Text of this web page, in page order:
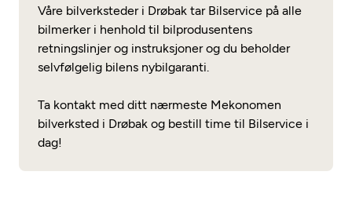
Diagnose/Feilsøking
Se alle (52) tjenester her
Mekonomen Bilkonto
Fritt verkstedvalg
Lønnsomt valg
Opprett en konto
Våre bilverksteder i Drøbak tar Bilservice på alle
bilmerker i henhold til bilprodusentens
retningslinjer og instruksjoner og du beholder
selvfølgelig bilens nybilgaranti.
Ta kontakt med ditt nærmeste Mekonomen
bilverksted i Drøbak og bestill time til Bilservice i
dag!